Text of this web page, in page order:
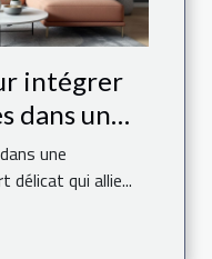
intégrer
dans un
une
délicat qui allie...